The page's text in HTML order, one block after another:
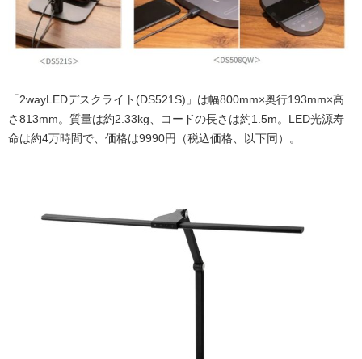
「2wayLEDデスクライト(DS521S)」は幅800mm×奥行193mm×高
さ813mm。質量は約2.33kg、コードの長さは約1.5m。LED光源寿
命は約4万時間で、価格は9990円（税込価格、以下同）。